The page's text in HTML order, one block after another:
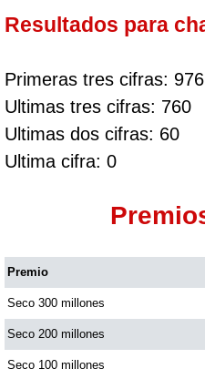
Resultados para
Primeras tres cifras: 976
Ultimas tres cifras: 760
Ultimas dos cifras: 60
Ultima cifra: 0
Premio
Seco 300 millones
Seco 200 millones
Seco 100 millones